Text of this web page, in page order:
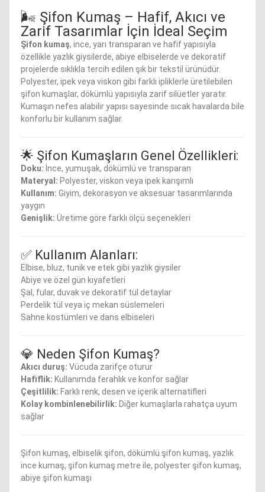
🌬️ Şifon Kumaş – Hafif, Akıcı ve
Zarif Tasarımlar İçin İdeal Seçim
Şifon kumaş, ince, yarı transparan ve hafif yapısıyla
özellikle yazlık giysilerde, abiye elbiselerde ve dekoratif
projelerde sıklıkla tercih edilen şık bir tekstil ürünüdür.
Polyester, ipek veya viskon gibi farklı ipliklerle üretilebilen
şifon kumaşlar, dökümlü yapısıyla zarif silüetler yaratır.
Kumaşın nefes alabilir yapısı sayesinde sıcak havalarda bile
konforlu bir kullanım sağlar.
🌟 Şifon Kumaşların Genel Özellikleri:
Doku: İnce, yumuşak, dökümlü ve transparan
Materyal: Polyester, viskon veya ipek karışımlı
Kullanım: Giyim, dekorasyon ve aksesuar tasarımlarında
yaygın
Genişlik: Üretime göre farklı ölçü seçenekleri
✅ Kullanım Alanları:
Elbise, bluz, tunik ve etek gibi yazlık giysiler
Abiye ve özel gün kıyafetleri
Şal, fular, duvak ve dekoratif tül detaylar
Perdelik tül veya iç mekan süslemeleri
Sahne kostümleri ve dans elbiseleri
💎 Neden Şifon Kumaş?
Akıcı duruş: Vücuda zarifçe oturur
Hafiflik: Kullanımda ferahlık ve konfor sağlar
Çeşitlilik: Farklı renk, desen ve içerik alternatifleri
Kolay kombinlenebilirlik: Diğer kumaşlarla rahatça uyum
sağlar
Şifon kumaş, elbiselik şifon, dökümlü şifon kumaş, yazlık
ince kumaş, şifon kumaş metre ile, polyester şifon kumaş,
abiye şifon kumaşı